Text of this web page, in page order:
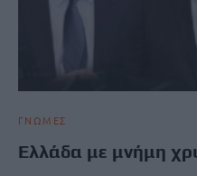
ΓΝΩΜΕΣ
Ελλάδα με μνήμη